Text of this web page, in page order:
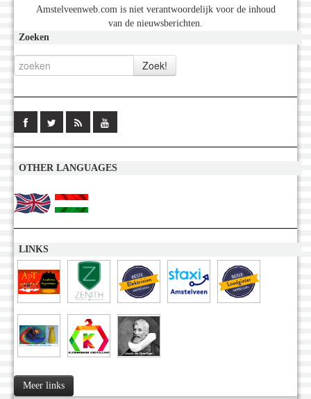
Amstelveenweb.com is niet verantwoordelijk voor de inhoud
van de nieuwsberichten.
Zoeken
OTHER LANGUAGES
LINKS
Meer links